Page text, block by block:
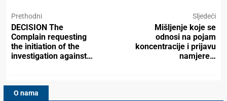
Prethodni
DECISION The
Complain requesting
the initiation of the
investigation against…
Sljedeći
Mišljenje koje se
odnosi na pojam
koncentracije i prijavu
namjere…
O nama